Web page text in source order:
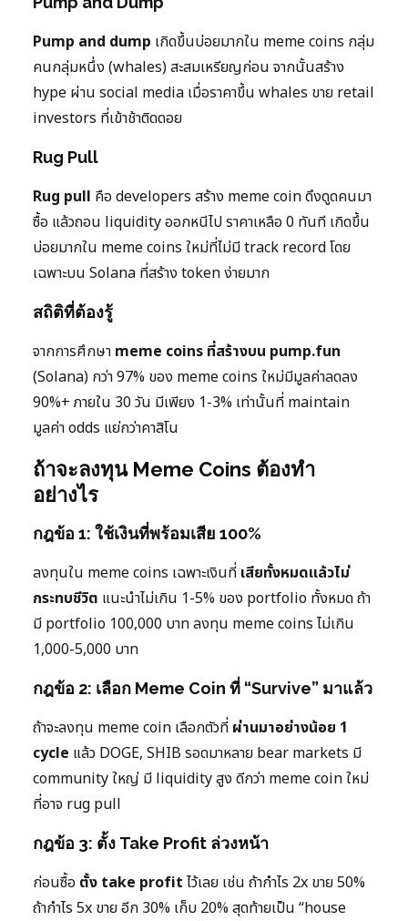
Pump and dump เกิดขึ้นบ่อยมากใน meme coins กลุ่ม
คนกลุ่มหนึ่ง (whales) สะสมเหรียญก่อน จากนั้นสร้าง
hype ผ่าน social media เมื่อราคาขึ้น whales ขาย retail
investors ที่เข้าช้าติดดอย
Rug Pull
Rug pull คือ developers สร้าง meme coin ดึงดูดคนมา
ซื้อ แล้วถอน liquidity ออกหนีไป ราคาเหลือ 0 ทันที เกิดขึ้น
บ่อยมากใน meme coins ใหม่ที่ไม่มี track record โดย
เฉพาะบน Solana ที่สร้าง token ง่ายมาก
สถิติที่ต้องรู้
จากการศึกษา meme coins ที่สร้างบน pump.fun
(Solana) กว่า 97% ของ meme coins ใหม่มีมูลค่าลดลง
90%+ ภายใน 30 วัน มีเพียง 1-3% เท่านั้นที่ maintain
มูลค่า odds แย่กว่าคาสิโน
ถ้าจะลงทุน Meme Coins ต้องทำ
อย่างไร
กฎข้อ 1: ใช้เงินที่พร้อมเสีย 100%
ลงทุนใน meme coins เฉพาะเงินที่ เสียทั้งหมดแล้วไม่
กระทบชีวิต แนะนำไม่เกิน 1-5% ของ portfolio ทั้งหมด ถ้า
มี portfolio 100,000 บาท ลงทุน meme coins ไม่เกิน
1,000-5,000 บาท
กฎข้อ 2: เลือก Meme Coin ที่ “Survive” มาแล้ว
ถ้าจะลงทุน meme coin เลือกตัวที่ ผ่านมาอย่างน้อย 1
cycle แล้ว DOGE, SHIB รอดมาหลาย bear markets มี
community ใหญ่ มี liquidity สูง ดีกว่า meme coin ใหม่
ที่อาจ rug pull
กฎข้อ 3: ตั้ง Take Profit ล่วงหน้า
ก่อนซื้อ ตั้ง take profit ไว้เลย เช่น ถ้ากำไร 2x ขาย 50%
ถ้ากำไร 5x ขาย อีก 30% เก็บ 20% สุดท้ายเป็น “house